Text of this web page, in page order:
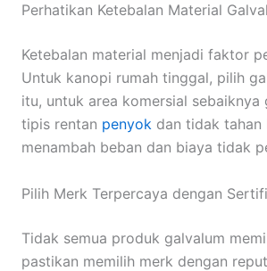
Perhatikan Ketebalan Material
Ketebalan material menjadi faktor
Untuk kanopi rumah tinggal, pilih
itu, untuk area komersial
tipis rentan penyok dan tidak tahan
menambah beban dan biaya tidak
Pilih Merk Terpercaya dengan
Tidak semua produk galvalum
pastikan memilih merk dengan